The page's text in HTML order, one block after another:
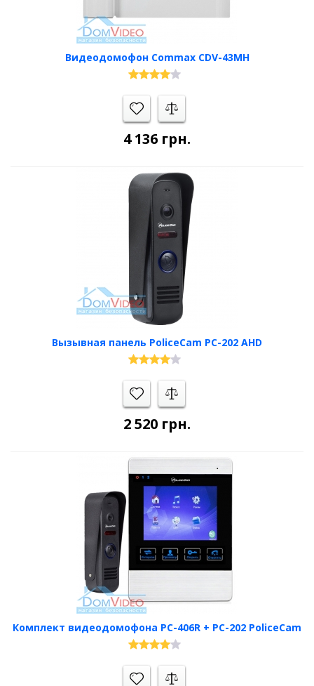
Видеодомофон Commax CDV-43MH
4 136 грн.
Вызывная панель PoliceCam PC-202 AHD
2 520 грн.
Комплект видеодомофона PC-406R + PC-202 PoliceCam